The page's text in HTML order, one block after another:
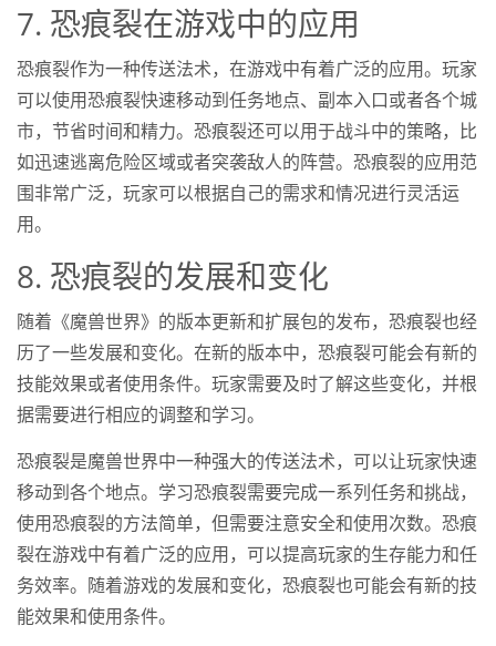
7. 恐痕裂在游戏中的应用
恐痕裂作为一种传送法术，在游戏中有着广泛的应用。玩家
可以使用恐痕裂快速移动到任务地点、副本入口或者各个城
市，节省时间和精力。恐痕裂还可以用于战斗中的策略，比
如迅速逃离危险区域或者突袭敌人的阵营。恐痕裂的应用范
围非常广泛，玩家可以根据自己的需求和情况进行灵活运
用。
8. 恐痕裂的发展和变化
随着《魔兽世界》的版本更新和扩展包的发布，恐痕裂也经
历了一些发展和变化。在新的版本中，恐痕裂可能会有新的
技能效果或者使用条件。玩家需要及时了解这些变化，并根
据需要进行相应的调整和学习。
恐痕裂是魔兽世界中一种强大的传送法术，可以让玩家快速
移动到各个地点。学习恐痕裂需要完成一系列任务和挑战，
使用恐痕裂的方法简单，但需要注意安全和使用次数。恐痕
裂在游戏中有着广泛的应用，可以提高玩家的生存能力和任
务效率。随着游戏的发展和变化，恐痕裂也可能会有新的技
能效果和使用条件。